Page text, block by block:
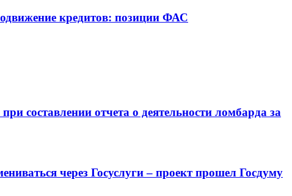
кредитов: позиции ФАС
составлении отчета о деятельности ломбарда за
через Госуслуги – проект прошел Госдуму